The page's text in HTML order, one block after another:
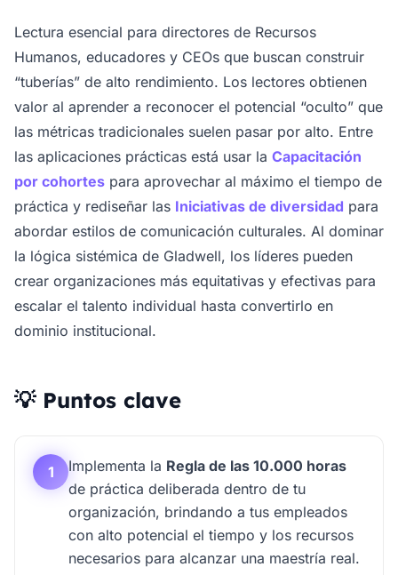
Lectura esencial para directores de Recursos
Humanos, educadores y CEOs que buscan construir
“tuberías” de alto rendimiento. Los lectores obtienen
valor al aprender a reconocer el potencial “oculto” que
las métricas tradicionales suelen pasar por alto. Entre
las aplicaciones prácticas está usar la Capacitación
por cohortes para aprovechar al máximo el tiempo de
práctica y rediseñar las Iniciativas de diversidad para
abordar estilos de comunicación culturales. Al dominar
la lógica sistémica de Gladwell, los líderes pueden
crear organizaciones más equitativas y efectivas para
escalar el talento individual hasta convertirlo en
dominio institucional.
💡 Puntos clave
1 Implementa la Regla de las 10.000 horas
de práctica deliberada dentro de tu
organización, brindando a tus empleados
con alto potencial el tiempo y los recursos
necesarios para alcanzar una maestría real.